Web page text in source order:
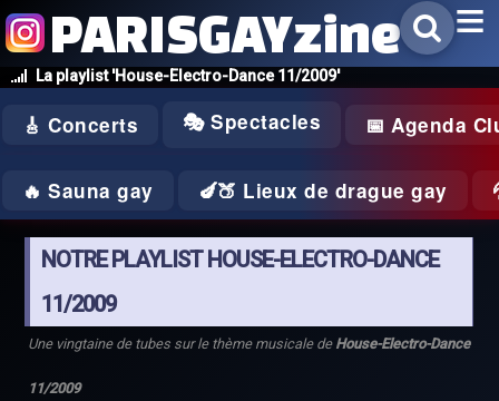
La playlist 'House-Electro-Dance 11/2009'
PARISGAYzine
🎸 Concerts 🎭 Spectacles 📅 Agenda
🔥 Sauna gay 🍆🍑 Lieux de drague gay
NOTRE PLAYLIST HOUSE-ELECTRO-DANCE
11/2009
Une vingtaine de tubes sur le thème musicale de House-Electro-Dance
11/2009